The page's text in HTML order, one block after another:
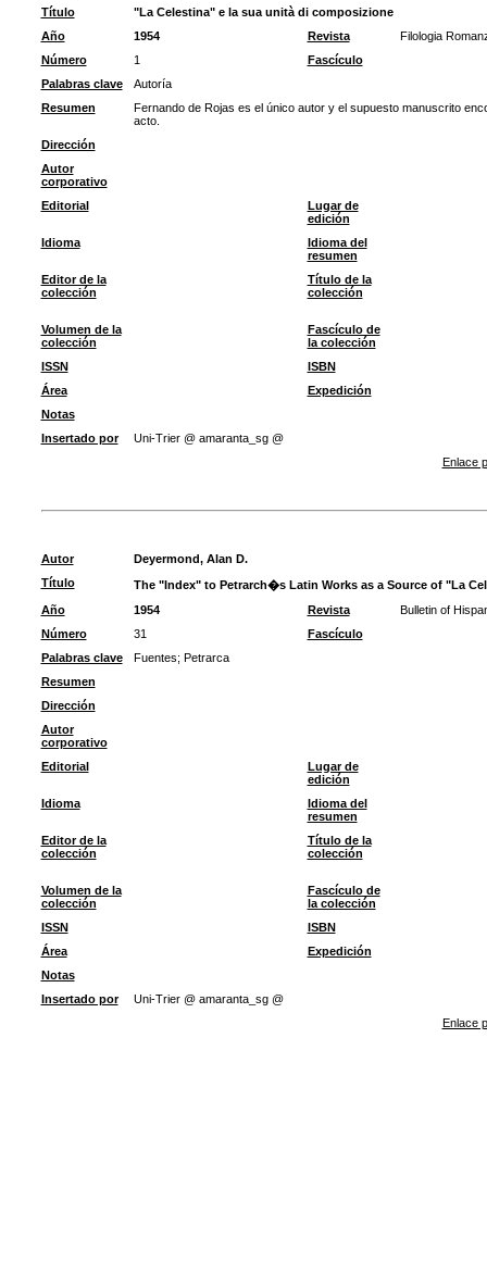
Título
"La Celestina" e la sua unità di composizione
Año
1954 Revista
Filologia
Número
1
Fascículo
Palabras clave
Autoría
Resumen
Fernando de Rojas es el único autor y el supuesto manuscrito
acto.
Dirección
Autor
corporativo
Editorial
Lugar de
edición
Idioma
Idioma del
resumen
Editor de la
colección
Título de la
colección
Volumen de la
colección
Fascículo de
la colección
ISSN
ISBN
Área
Expedición
Notas
Insertado por
Uni-Trier @ amaranta_sg @
Enlace
Autor
Deyermond, Alan D.
Título
The "Index" to Petrarch�s Latin Works as a Source of "La
Año
1954 Revista
Bulletin of
Número
31
Fascículo
Palabras clave
Fuentes; Petrarca
Resumen
Dirección
Autor
corporativo
Editorial
Lugar de
edición
Idioma
Idioma del
resumen
Editor de la
colección
Título de la
colección
Volumen de la
colección
Fascículo de
la colección
ISSN
ISBN
Área
Expedición
Notas
Insertado por
Uni-Trier @ amaranta_sg @
Enlace